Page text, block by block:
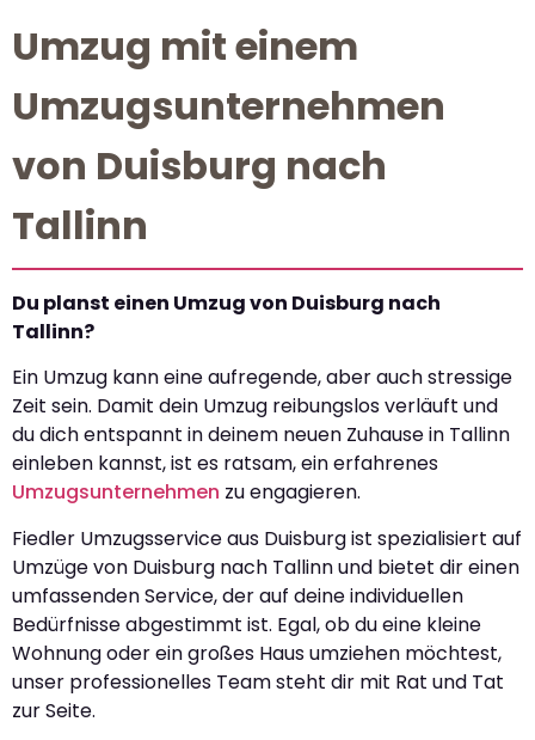
Umzug mit einem
Umzugsunternehmen
von Duisburg nach
Tallinn
Du planst einen Umzug von Duisburg nach
Tallinn?
Ein Umzug kann eine aufregende, aber auch stressige
Zeit sein. Damit dein Umzug reibungslos verläuft und
du dich entspannt in deinem neuen Zuhause in Tallinn
einleben kannst, ist es ratsam, ein erfahrenes
Umzugsunternehmen zu engagieren.
Fiedler Umzugsservice aus Duisburg ist spezialisiert auf
Umzüge von Duisburg nach Tallinn und bietet dir einen
umfassenden Service, der auf deine individuellen
Bedürfnisse abgestimmt ist. Egal, ob du eine kleine
Wohnung oder ein großes Haus umziehen möchtest,
unser professionelles Team steht dir mit Rat und Tat
zur Seite.